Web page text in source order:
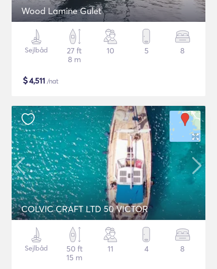
Wood Lamine Gulet
Sejlbåd
27 ft
8 m
10 5 8
$4,511 /nat
COLVIC CRAFT LTD 50 VICTOR
Sejlbåd
50 ft
15 m
11 4 8